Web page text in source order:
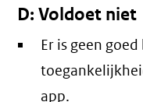
D: Voldoet niet
Er is geen
app.